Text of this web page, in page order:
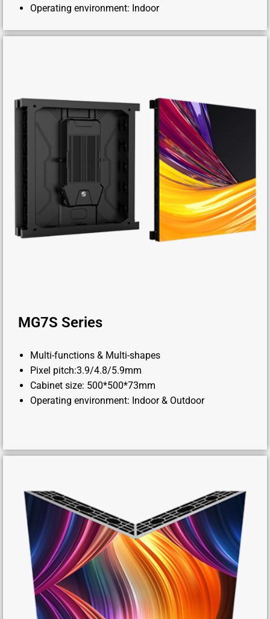
Operating environment: Indoor
MG7S Series
Multi-functions & Multi-shapes
Pixel pitch:3.9/4.8/5.9mm
Cabinet size: 500*500*73mm
Operating environment: Indoor & Outdoor